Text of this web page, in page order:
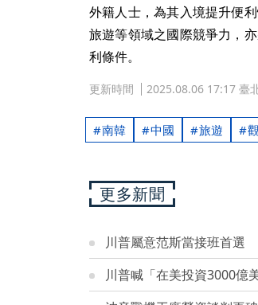
外籍人士，為其入境提升便
旅遊等領域之國際競爭力，
利條件。
更新時間 2025.08.06 17:17 臺
南韓 中國 旅遊
更多新聞
川普屬意范斯當接班首選
川普喊「在美投資3000